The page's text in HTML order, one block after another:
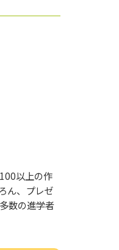
以上の作
ん、プレゼ
数の進学者